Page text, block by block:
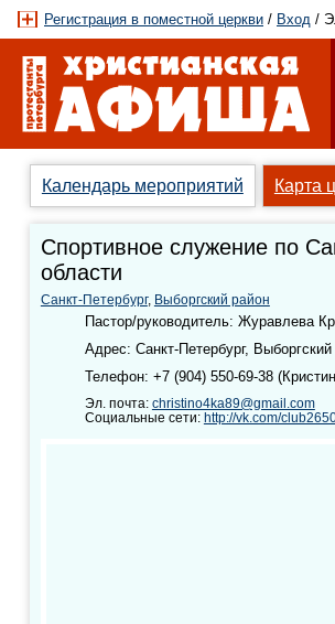
Регистрация в поместной церкви / Вход /
Календарь мероприятий Карта
Спортивное служение по
области
Санкт-Петербург, Выборгский район
Пастор/руководитель: Журавлева
Адрес: Санкт-Петербург,
Телефон: +7 (904) 550-69-38
Эл. почта: christino4ka89@gmail.com
Социальные сети: http://vk.com/